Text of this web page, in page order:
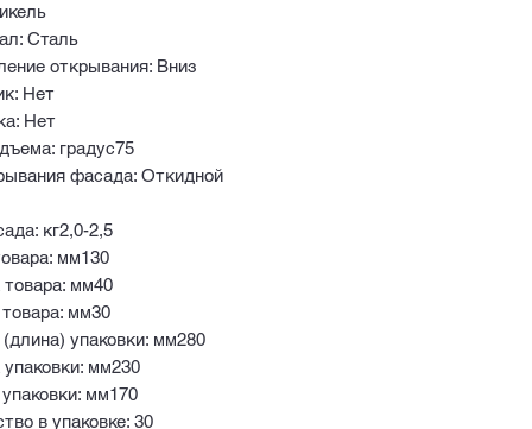
Сталь
открывания: Вниз
Нет
Нет
градус75
фасада: Откидной
кг2,0-2,5
мм130
мм40
мм30
(длина) упаковки: мм280
мм230
мм170
в упаковке: 30